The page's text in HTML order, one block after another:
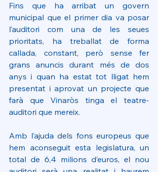
Fins que ha arribat un govern
municipal que el primer dia va posar
l’auditori com una de les seues
prioritats, ha treballat de forma
callada, constant, però sense fer
grans anuncis durant més de dos
anys i quan ha estat tot lligat hem
presentat i aprovat un projecte que
farà que Vinaròs tinga el teatre-
auditori que mereix.
Amb l’ajuda dels fons europeus que
hem aconseguit esta legislatura, un
total de 6,4 milions d’euros, el nou